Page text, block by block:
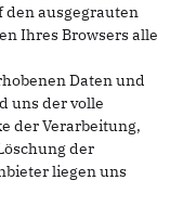
den ausgegrauten
Ihres Browsers alle
Daten und
uns der volle
der Verarbeitung,
der
liegen uns